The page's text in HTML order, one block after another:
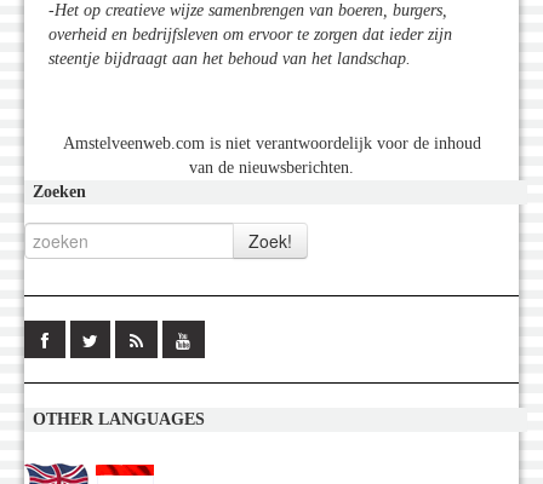
-Het op creatieve wijze samenbrengen van boeren, burgers,
overheid en bedrijfsleven om ervoor te zorgen dat ieder zijn
steentje bijdraagt aan het behoud van het landschap.
Amstelveenweb.com is niet verantwoordelijk voor de inhoud
van de nieuwsberichten.
Zoeken
OTHER LANGUAGES